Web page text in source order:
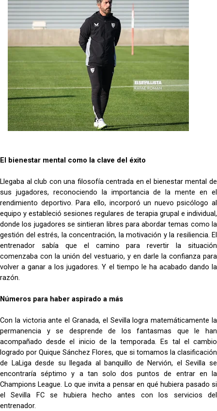
Miguel Sierra: La temporada pasada se vio
reflejado que podemos tirar para delante y
trabajamos con ilusión
Diomande ya es madridista mientras Rodri agita el
mercado
OFICIAL | Juanlu se marcha al Bournemouth
El Sevilla FC trabaja en la contratación de George
Ilenikhena
Joan Jordán podría tener al Estrela Amadora como
El Sevilla FC Femenino ya conoce su rival para
El bienestar mental como la clave del éxito
Llegaba al club con una filosofía centrada en el bienestar mental de
sus jugadores, reconociendo la importancia de la mente en el
rendimiento deportivo. Para ello, incorporó un nuevo psicólogo al
equipo y estableció sesiones regulares de terapia grupal e individual,
donde los jugadores se sintieran libres para abordar temas como la
gestión del estrés, la concentración, la motivación y la resiliencia. El
entrenador sabía que el camino para revertir la situación
comenzaba con la unión del vestuario, y en darle la confianza para
volver a ganar a los jugadores. Y el tiempo le ha acabado dando la
razón.
Números para haber aspirado a más
Con la victoria ante el Granada, el Sevilla logra matemáticamente la
permanencia y se desprende de los fantasmas que le han
acompañado desde el inicio de la temporada. Es tal el cambio
logrado por Quique Sánchez Flores, que si tomamos la clasificación
de LaLiga desde su llegada al banquillo de Nervión, el Sevilla se
encontraría séptimo y a tan solo dos puntos de entrar en la
Champions League. Lo que invita a pensar en qué hubiera pasado si
el Sevilla FC se hubiera hecho antes con los servicios del
entrenador.